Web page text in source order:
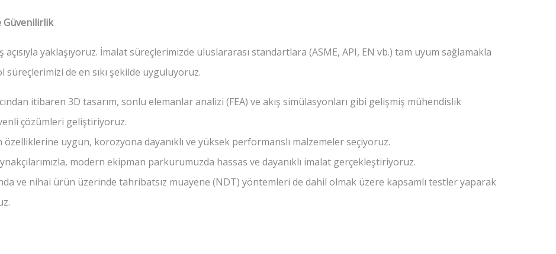
Güvenilirlik
yaklaşıyoruz. İmalat süreçlerimizde uluslararası standartlara (ASME, API, EN vb.) tam uyum sağlamakla
de en sıkı şekilde uyguluyoruz.
itibaren 3D tasarım, sonlu elemanlar analizi (FEA) ve akış simülasyonları gibi gelişmiş mühendislik
çözümleri geliştiriyoruz.
uygun, korozyona dayanıklı ve yüksek performanslı malzemeler seçiyoruz.
modern ekipman parkurumuzda hassas ve dayanıklı imalat gerçekleştiriyoruz.
ve nihai ürün üzerinde tahribatsız muayene (NDT) yöntemleri de dahil olmak üzere kapsamlı testler yaparak